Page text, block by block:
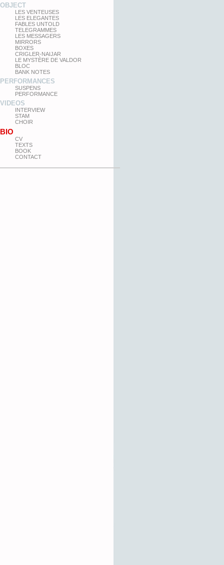
OBJECT
LES VENTEUSES
LES ELEGANTES
FABLES UNTOLD
TELEGRAMMES
LES MESSAGERS
MIRRORS
BOXES
CRIGLER-NAIJAR
LE MYSTÈRE DE VALDOR
BLOC
BANK NOTES
PERFORMANCES
SUSPENS
PERFORMANCE
VIDEOS
INTERVIEW
STAM
CHOIR
BIO
CV
TEXTS
BOOK
CONTACT